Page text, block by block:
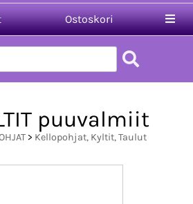
Ostoskori
puuvalmiit
> Kellopohjat, Kyltit, Taulut